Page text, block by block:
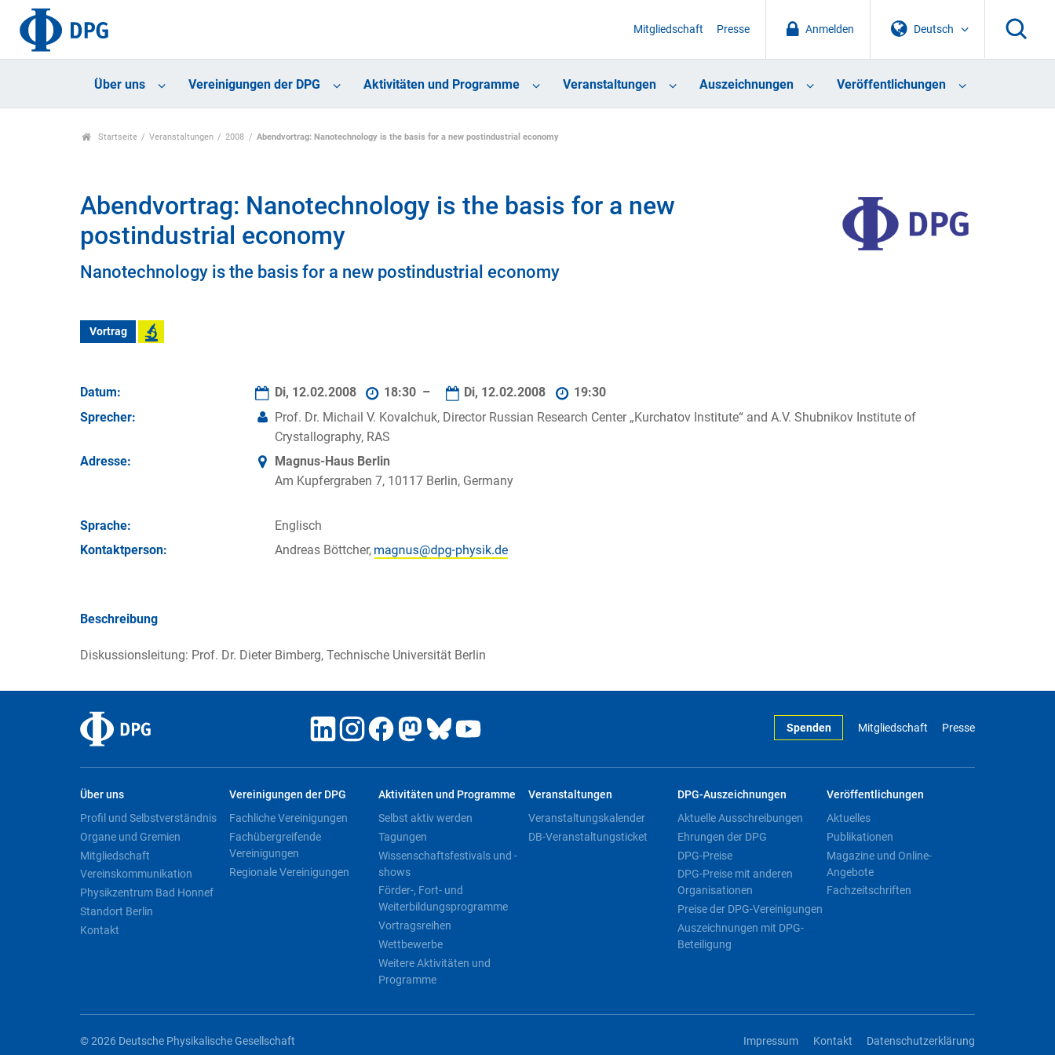
Deutsch
Anmelden
Mitgliedschaft Presse
Über uns Vereinigungen der DPG Aktivitäten und Programme Veranstaltungen Auszeichnungen Veröffentlichungen
Startseite Veranstaltungen 2008 Abendvortrag: Nanotechnology is the basis for a new postindustrial economy
Abendvortrag: Nanotechnology is the basis for a new
postindustrial economy
Nanotechnology is the basis for a new postindustrial economy
Vortrag
Datum: Di, 12.02.2008 18:30 – Di, 12.02.2008
19:30
Sprecher:
Prof. Dr. Michail V. Kovalchuk, Director Russian Research Center „Kurchatov Institute“ and A.V. Shubnikov Institute of
Crystallography, RAS
Adresse:
Magnus-Haus Berlin
Am Kupfergraben 7, 10117 Berlin, Germany
Sprache:
Englisch
Kontakt­person:
Andreas Böttcher,
Beschreibung
Diskussionsleitung: Prof. Dr. Dieter Bimberg, Technische Universität Berlin
Spenden Mitgliedschaft Presse
Über uns
Profil und Selbstverständnis
Organe und Gremien
Mitgliedschaft
Vereinskommunikation
Physikzentrum Bad Honnef
Standort Berlin
Kontakt
Vereinigungen der DPG
Fachliche Vereinigungen
Fachübergreifende
Vereinigungen
Regionale Vereinigungen
Aktivitäten und Programme
Selbst aktiv werden
Tagungen
Wissenschaftsfestivals und -
shows
Förder-, Fort- und
Weiterbildungsprogramme
Vortragsreihen
Wettbewerbe
Weitere Aktivitäten und
Programme
Veranstaltungen
Veranstaltungskalender
DB-Veranstaltungsticket
DPG-Auszeichnungen
Aktuelle Ausschreibungen
Ehrungen der DPG
DPG-Preise
DPG-Preise mit anderen
Organisationen
Preise der DPG-Vereinigungen
Auszeichnungen mit DPG-
Beteiligung
Veröffentlichungen
Aktuelles
Publikationen
Magazine und Online-
Angebote
Fachzeitschriften
© 2026 Deutsche Physikalische Gesellschaft Impressum Kontakt Datenschutzerklärung